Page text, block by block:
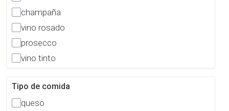
champaña
vino rosado
prosecco
vino tinto
Tipo de comida
queso